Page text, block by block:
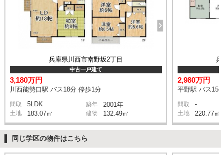
兵庫県川西市南野坂2丁目
中古一戸建て
3,180万円
川西能勢口駅 バス18分 停歩1分
間取 5LDK 築年 2001年
土地 183.07㎡ 建物 132.49㎡
2,980万円
平野駅 バス15
間取 -
土地 220.77㎡
同じ学区の物件はこちら